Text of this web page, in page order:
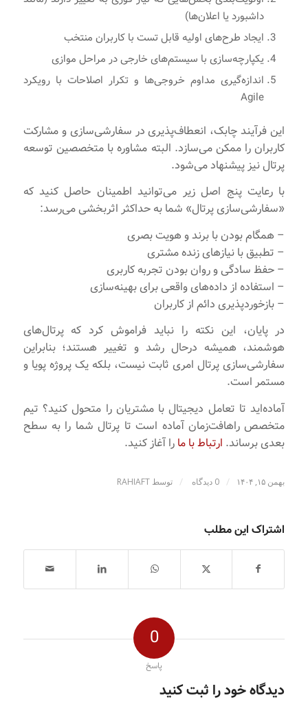
داشبورد یا اعلان‌ها)
ایجاد طرح‌های اولیه قابل تست با کاربران منتخب
یکپارچه‌سازی با سیستم‌های خارجی در مراحل موازی
اندازه‌گیری مداوم خروجی‌ها و تکرار اصلاحات با رویکرد
Agile
این فرآیند چابک، انعطاف‌پذیری در سفارشی‌سازی و مشارکت
کاربران را ممکن می‌سازد. البته مشاوره با متخصصین توسعه
پرتال نیز پیشنهاد می‌شود.
با رعایت پنج اصل زیر می‌توانید اطمینان حاصل کنید که
«سفارشی‌سازی پرتال» شما به حداکثر اثربخشی می‌رسد:
– همگام بودن با برند و هویت بصری
– تطبیق با نیازهای زنده مشتری
– حفظ سادگی و روان بودن تجربه کاربری
– استفاده از داده‌های واقعی برای بهینه‌سازی
– بازخوردپذیری دائم از کاربران
در پایان، این نکته را نباید فراموش کرد که پرتال‌های
هوشمند، همیشه درحال رشد و تغییر هستند؛ بنابراین
سفارشی‌سازی پرتال امری ثابت نیست، بلکه یک پروژه پویا و
مستمر است.
آماده‌اید تا تعامل دیجیتال با مشتریان را متحول کنید؟ تیم
متخصص راهافت‌زمان آماده است تا پرتال شما را به سطح
بعدی برساند. ارتباط با ما را آغاز کنید.
بهمن ۱۵, ۱۴۰۴ / 0 دیدگاه / توسط RAHIAFT
اشتراک این مطلب
0
پاسخ
دیدگاه خود را ثبت کنید